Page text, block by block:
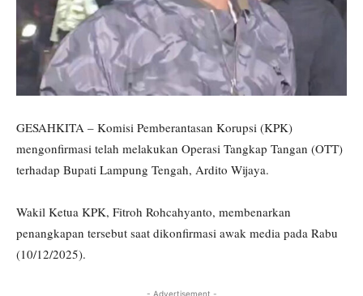
GESAHKITA – Komisi Pemberantasan Korupsi (KPK)
mengonfirmasi telah melakukan Operasi Tangkap Tangan (OTT)
terhadap Bupati Lampung Tengah, Ardito Wijaya.
Wakil Ketua KPK, Fitroh Rohcahyanto, membenarkan
penangkapan tersebut saat dikonfirmasi awak media pada Rabu
(10/12/2025).
- Advertisement -